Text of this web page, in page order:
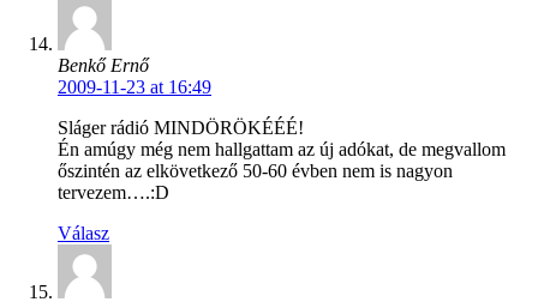
Benkő Ernő
2009-11-23 at 16:49
Sláger rádió MINDÖRÖKÉÉÉ!
Én amúgy még nem hallgattam az új adókat, de megvallom
őszintén az elkövetkező 50-60 évben nem is nagyon
tervezem….:D
Válasz